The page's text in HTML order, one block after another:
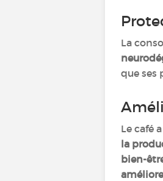
La
que ses
Le café a
la
bien-